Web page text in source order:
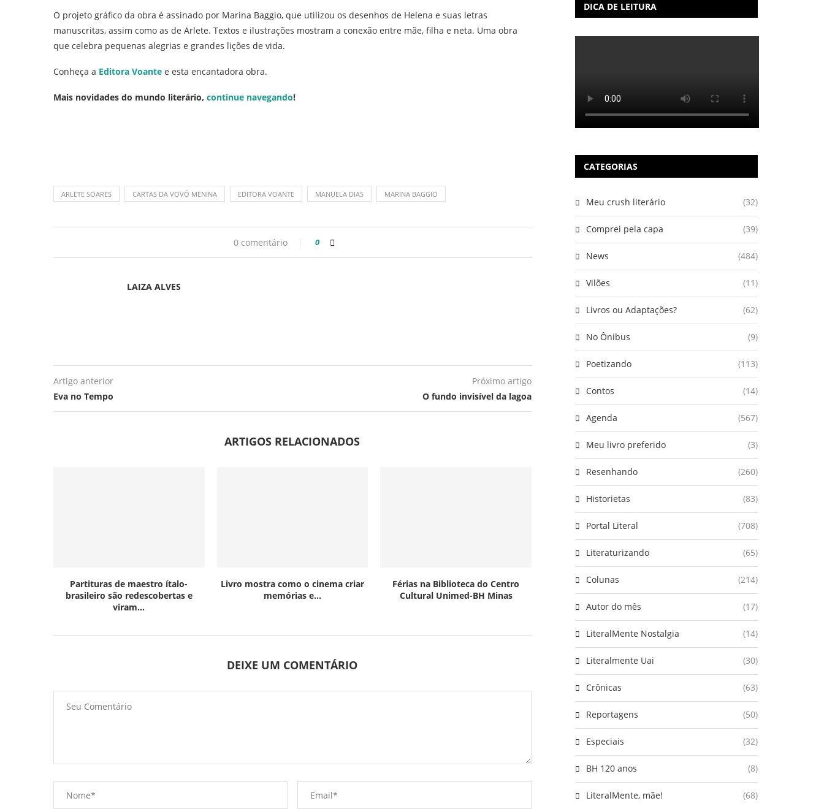
O projeto gráfico da obra é assinado por Marina Baggio, que utilizou os desenhos de Helena e suas letras
manuscritas, assim como as de Arlete. Textos e ilustrações mostram a conexão entre mãe, filha e neta. Uma obra
que celebra pequenas alegrias e grandes lições de vida.
Conheça a Editora Voante e esta encantadora obra.
Mais novidades do mundo literário, continue navegando!
ARLETE SOARES CARTAS DA VOVÓ MENINA EDITORA VOANTE MANUELA DIAS MARINA BAGGIO
0 comentário 0
LAIZA ALVES
Artigo anterior
Eva no Tempo
Próximo artigo
O fundo invisível da lagoa
ARTIGOS RELACIONADOS
Partituras de maestro ítalo-
brasileiro são redescobertas e
viram...
Livro mostra como o cinema criar
memórias e...
Férias na Biblioteca do Centro
Cultural Unimed-BH Minas
DEIXE UM COMENTÁRIO
DICA DE LEITURA
CATEGORIAS
Meu crush literário (32)
Comprei pela capa (39)
News (484)
Vilões (11)
Livros ou Adaptações? (62)
No Ônibus (9)
Poetizando (113)
Contos (14)
Agenda (567)
Meu livro preferido (3)
Resenhando (260)
Historietas (83)
Portal Literal (708)
Literaturizando (65)
Colunas (214)
Autor do mês (17)
LiteralMente Nostalgia (14)
Literalmente Uai (30)
Crônicas (63)
Reportagens (50)
Especiais (32)
BH 120 anos (8)
LiteralMente, mãe! (68)